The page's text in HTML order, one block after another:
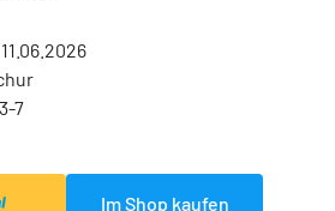
11.06.2026
7
Im Shop kaufen